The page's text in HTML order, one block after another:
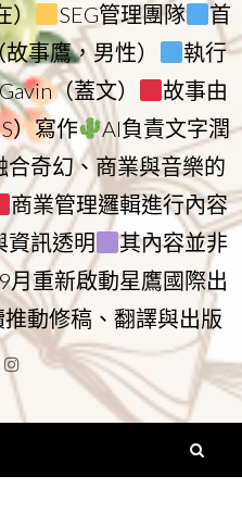
）
SEG管理團隊
首
事鷹，男性）
執行
（蓋文）
故事由
）寫作
AI負責文字潤
合奇幻、商業與音樂的
商業管理邏輯進行內容
訊透明
其內容並非
月重新啟動星鷹國際出
推動修稿、翻譯與出版
Instagram